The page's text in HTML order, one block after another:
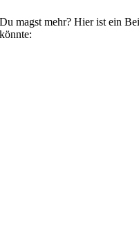
Du magst mehr? Hier ist ein
könnte: